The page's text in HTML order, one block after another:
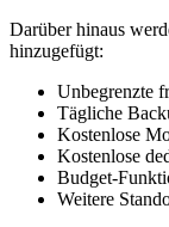
Darüber hinaus
hinzugefügt:
Unbegrenzte
Tägliche
Kostenlose
Kostenlose
Budget-
Weitere